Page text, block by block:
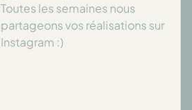
Toutes les semaines nous
partageons vos réalisations sur
Instagram :)